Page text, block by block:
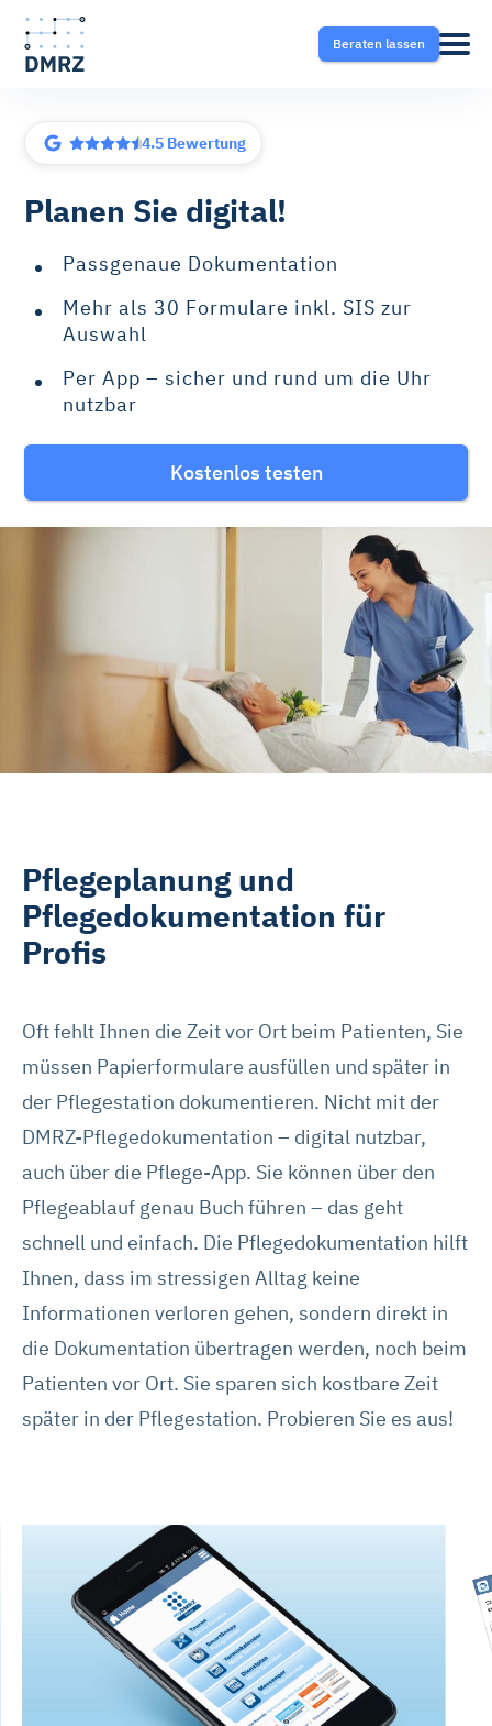
Beraten lassen
Krankentransport- und
Taxisoftware
Krankentransport-App
Fahrtvermittlung
Therapeutensoftware
Vorfinanzierung
Telematikinfrastruktur (TI)
Krankentransport
Heilmittel
Hilfsmittel
Selektivverträge
Ratgeber
10 Tsd.+ Kunden
Planen Sie digital!
Passgenaue Dokumentation
Mehr als 30 Formulare inkl. SIS zur
Auswahl
Per App – sicher und rund um die Uhr
nutzbar
Kostenlos testen
Pflegeplanung und
Pflegedokumentation für
Profis
Oft fehlt Ihnen die Zeit vor Ort beim Patienten, Sie
müssen Papierformulare ausfüllen und später in
der Pflegestation dokumentieren. Nicht mit der
DMRZ-Pflegedokumentation – digital nutzbar,
auch über die Pflege-App. Sie können über den
Pflegeablauf genau Buch führen – das geht
schnell und einfach. Die Pflegedokumentation hilft
Ihnen, dass im stressigen Alltag keine
Informationen verloren gehen, sondern direkt in
die Dokumentation übertragen werden, noch beim
Patienten vor Ort. Sie sparen sich kostbare Zeit
später in der Pflegestation. Probieren Sie es aus!